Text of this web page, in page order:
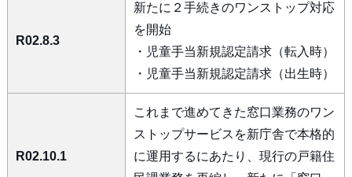
R02.8.3
新たに２手続きのワンストップ対応
を開始
・児童手当新規認定請求（転入時）
・児童手当新規認定請求（出生時）
R02.10.1
これまで進めてきた窓口業務のワン
ストップサービスを新庁舎で本格的
に運用するにあたり、現行の戸籍住